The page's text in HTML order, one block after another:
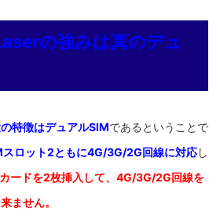
の強みは真のデュ
特徴はデュアルSIMであるということで
ロット2ともに4G/3G/2G回線に対応し
ードを2枚挿入して、4G/3G/2G回線を
ません。